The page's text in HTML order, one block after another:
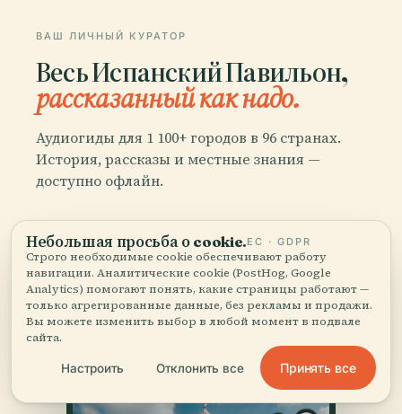
ВАШ ЛИЧНЫЙ КУРАТОР
Весь Испанский Павильон,
рассказанный как надо.
Аудиогиды для 1 100+ городов в 96 странах.
История, рассказы и местные знания —
доступно офлайн.
Скачать приложение
Присоединяйтесь к 50 000+
путешественников
Небольшая просьба о cookie.ЕС · GDPR
Строго необходимые cookie обеспечивают работу
навигации. Аналитические cookie (PostHog, Google
Analytics) помогают понять, какие страницы работают —
только агрегированные данные, без рекламы и продажи.
Вы можете изменить выбор в любой момент в подвале
сайта.
Настроить Отклонить все Принять все